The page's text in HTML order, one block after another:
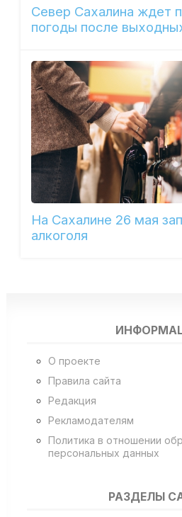
Север Сахалина ждет
погоды после
На Сахалине 26 мая
алкоголя
О проекте
Правила сайта
Редакция
Рекламодателям
Политика в отношении
персональных данных
РАЗДЕЛЫ